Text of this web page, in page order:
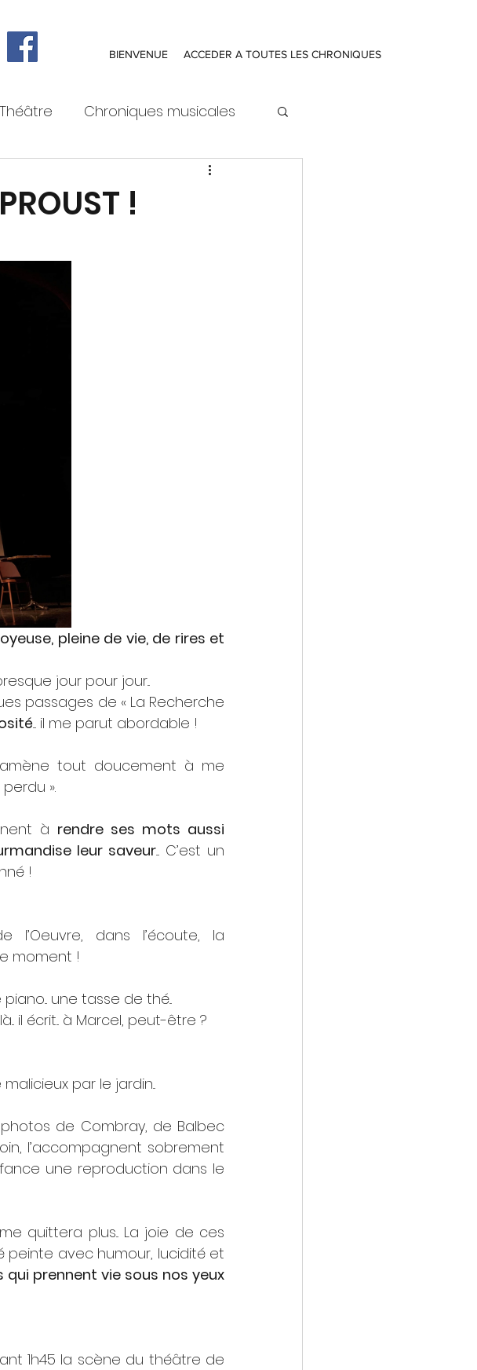
BIENVENUE ACCEDER A TOUTES LES CHRONIQUES
Chroniques musicales
!
pleine de vie, de rires et
jour pour jour...
passages de « La Recherche
.... il me parut abordable !
tout doucement à me
».
à rendre ses mots aussi
leur saveur.... C’est un
!
dans l’écoute, la
moment !
une tasse de thé...
il écrit... à Marcel, peut-être ?
par le jardin...
de Combray, de Balbec
l’accompagnent sobrement
une reproduction dans le
peinte avec humour, lucidité et
qui prennent vie sous nos yeux
1h45 la scène du théâtre de